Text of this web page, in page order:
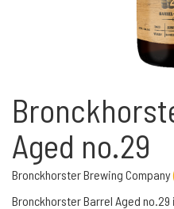
Aged no.29
Bronckhorster Brewing Company
Bronckhorster Barrel Aged